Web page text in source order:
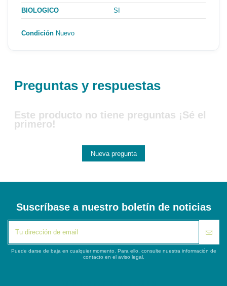
BIOLOGICO SI
Condición Nuevo
Preguntas y respuestas
Este producto no tiene preguntas ¡Sé el
primero!
Nueva pregunta
Suscríbase a nuestro boletín de noticias
Puede darse de baja en cualquier momento. Para ello, consulte nuestra información de
contacto en el aviso legal.